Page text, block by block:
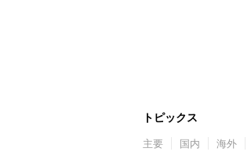
トピックス
主要 国内 海外